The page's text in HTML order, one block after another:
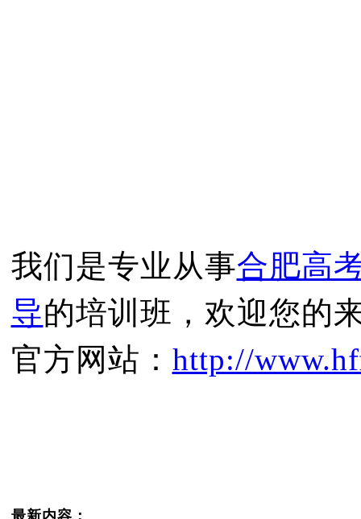
我们是专业从事合肥高
导的培训班，欢迎您的
官方网站： http://
最新内容：